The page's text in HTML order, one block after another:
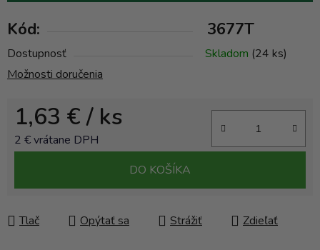
Kód: 3677T
Dostupnosť Skladom (24 ks)
Možnosti doručenia
1,63 €/ ks
2 € vrátane DPH
DO KOŠÍKA
Tlač Opýtať sa Strážiť Zdieľať